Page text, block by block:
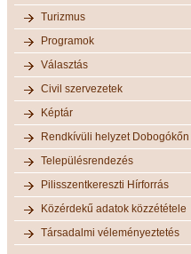
Turizmus
Programok
Választás
Civil szervezetek
Képtár
Rendkívüli helyzet Dobogókőn
Településrendezés
Pilisszentkereszti Hírforrás
Közérdekű adatok közzététele
Társadalmi véleményeztetés